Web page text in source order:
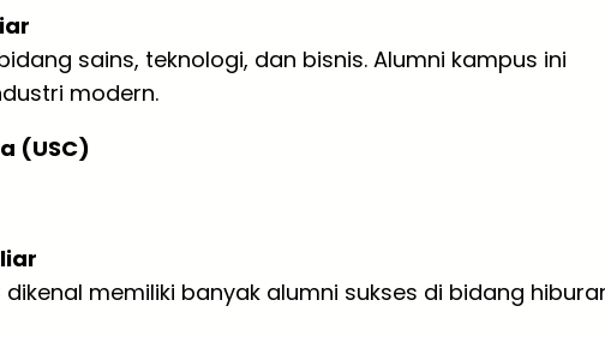
sains, teknologi, dan bisnis. Alumni kampus ini
modern.
(USC)
dikenal memiliki banyak alumni sukses di bidang